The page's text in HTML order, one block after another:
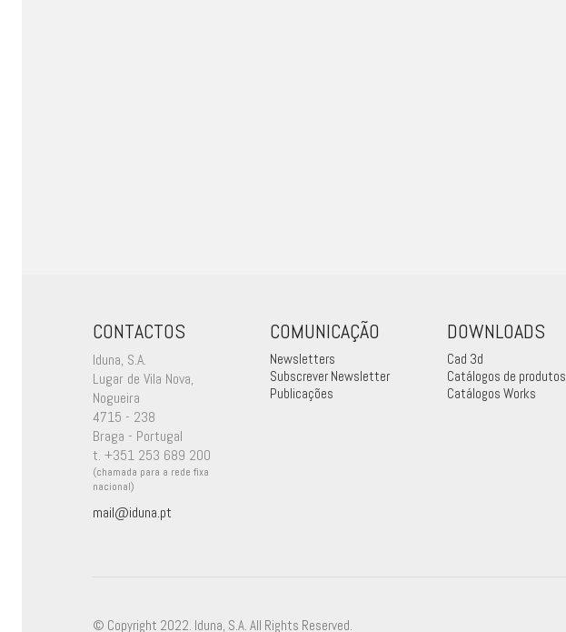
CONTACTOS
Iduna, S.A.
Lugar de Vila Nova,
Nogueira
4715 - 238
Braga - Portugal
t. +351 253 689 200
(chamada para a rede fixa
nacional)
mail@iduna.pt
COMUNICAÇÃO
Newsletters
Subscrever Newsletter
Publicações
DOWNLOADS
Cad 3d
Catálogos de produtos
Catálogos Works
© Copyright 2022. Iduna, S.A. All Rights Reserved.